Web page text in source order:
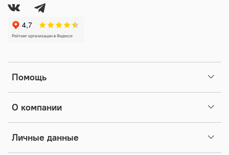
Помощь
О компании
Личные данные